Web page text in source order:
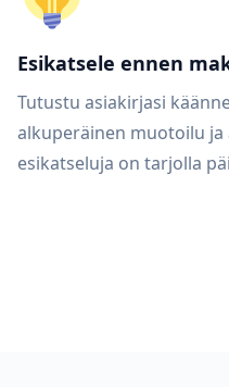
Esikatsele ennen
Tutustu asiakirjasi
alkuperäinen muotoilu ja
esikatseluja on tarjolla